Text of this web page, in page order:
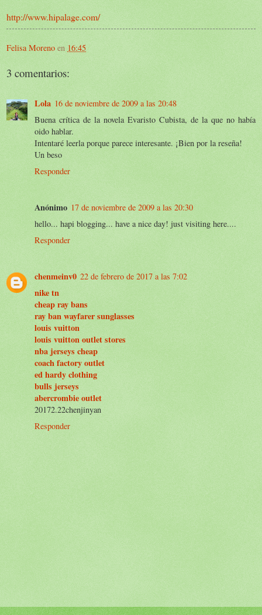
http://www.hipalage.com/
Felisa Moreno en 16:45
3 comentarios:
Lola 16 de noviembre de 2009 a las 20:48
Buena crítica de la novela Evaristo Cubista, de la que no había
oido hablar.
Intentaré leerla porque parece interesante. ¡Bien por la reseña!
Un beso
Responder
Anónimo 17 de noviembre de 2009 a las 20:30
hello... hapi blogging... have a nice day! just visiting here....
Responder
chenmeinv0 22 de febrero de 2017 a las 7:02
nike tn
cheap ray bans
ray ban wayfarer sunglasses
louis vuitton
louis vuitton outlet stores
nba jerseys cheap
coach factory outlet
ed hardy clothing
bulls jerseys
abercrombie outlet
20172.22chenjinyan
Responder